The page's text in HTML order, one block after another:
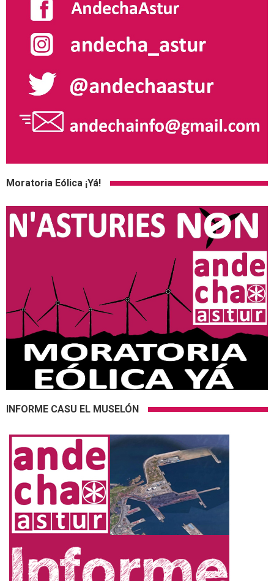
Moratoria Eólica ¡Yá!
INFORME CASU EL MUSELÓN